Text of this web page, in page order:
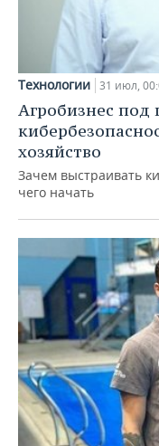
Технологии 31 июл,
Агробизнес под
хозяйство
Зачем выстраивать
чего начать